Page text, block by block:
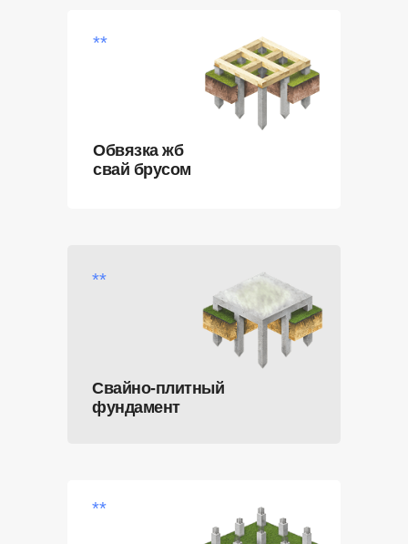
Свайно-плитный
фундамент
**
**
Обвязка жб
свай брусом
**